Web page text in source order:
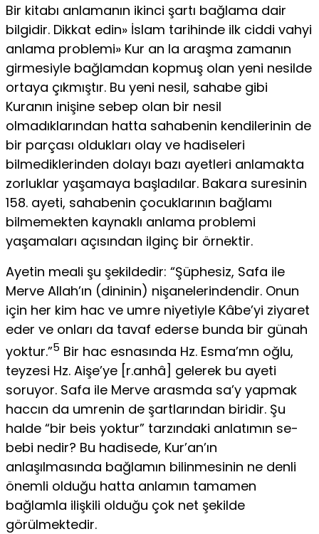
Bir kitabı anlamanın ikinci şartı bağlama dair
bilgidir. Dik­kat edin» İslam tarihinde ilk ciddi vahyi
anlama problemi» Kur an la araşma zamanın
girmesiyle bağlamdan kopmuş olan yeni nesilde
ortaya çıkmıştır. Bu yeni nesil, sahabe gibi
Kuranın inişine sebep olan bir nesil
olmadıklarından hatta sahabenin kendilerinin de
bir parçası oldukları olay ve hadise­leri
bilmediklerinden dolayı bazı ayetleri anlamakta
zorluklar yaşamaya başladılar. Bakara suresinin
158. ayeti, sahabenin çocuklarının bağlamı
bilmemekten kaynaklı anlama problemi
yaşamaları açısından ilginç bir örnektir.
Ayetin meali şu şekildedir: “Şüphesiz, Safa ile
Merve Allah’ın (dininin) nişanelerindendir. Onun
için her kim hac ve umre niyetiyle Kâbe’yi ziyaret
eder ve onları da tavaf ederse bun­da bir günah
yoktur.”5 Bir hac esnasında Hz. Esma’mn oğlu,
teyzesi Hz. Aişe’ye [r.anhâ] gelerek bu ayeti
soruyor. Safa ile Merve arasmda sa’y yapmak
haccın da umrenin de şartların­dan biridir. Şu
halde “bir beis yoktur” tarzındaki anlatımın se­
bebi nedir? Bu hadisede, Kur’an’ın
anlaşılmasında bağlamın bilinmesinin ne denli
önemli olduğu hatta anlamın tamamen
bağlamla ilişkili olduğu çok net şekilde
görülmektedir.